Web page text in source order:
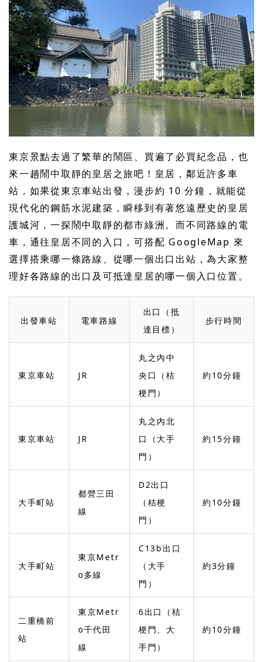
東京景點去過了繁華的鬧區、買遍了必買紀念品，也
來一趟鬧中取靜的皇居之旅吧！皇居，鄰近許多車
站，如果從東京車站出發，漫步約 10 分鐘，就能從
現代化的鋼筋水泥建築，瞬移到有著悠遠歷史的皇居
護城河，一探鬧中取靜的都市綠洲。而不同路線的電
車，通往皇居不同的入口，可搭配 GoogleMap 來
選擇搭乘哪一條路線、從哪一個出口出站，為大家整
理好各路線的出口及可抵達皇居的哪一個入口位置。
出發車站 電車路線
出口（抵
達目標）
步行時間
東京車站 JR
丸之內中
央口（桔
梗門）
約10分鐘
東京車站 JR
丸之內北
口（大手
門）
約15分鐘
大手町站
都營三田
線
D2出口
（桔梗
門）
約10分鐘
大手町站
東京Metr
o多線
C13b出口
（大手
門）
約3分鐘
二重橋前
站
東京Metr
o千代田
線
6出口（桔
梗門、大
手門）
約10分鐘